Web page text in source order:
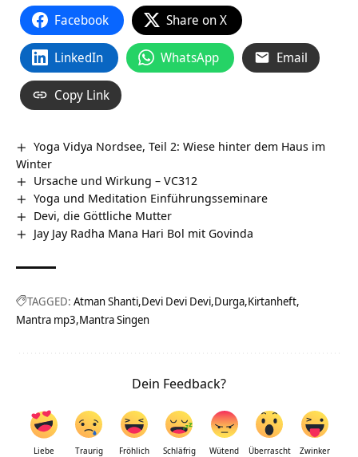
Facebook Share on X
LinkedIn WhatsApp Email
Copy Link
Yoga Vidya Nordsee, Teil 2: Wiese hinter dem Haus im
Winter
Ursache und Wirkung – VC312
Yoga und Meditation Einführungsseminare
Devi, die Göttliche Mutter
Jay Jay Radha Mana Hari Bol mit Govinda
TAGGED: Atman Shanti Devi Devi Devi Durga Kirtanheft
Mantra mp3 Mantra Singen
Dein Feedback?
Liebe Traurig Fröhlich Schläfrig Wütend Überrascht Zwinker